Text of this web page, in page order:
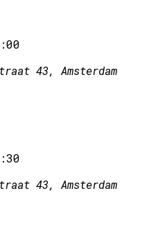
43, Amsterdam
43, Amsterdam